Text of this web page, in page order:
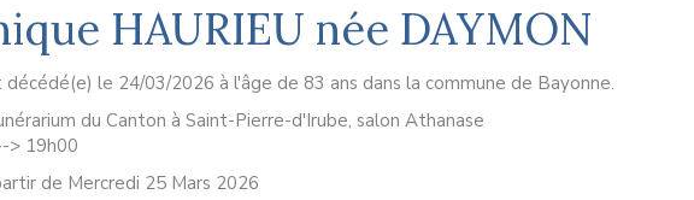
HAURIEU née DAYMON
le 24/03/2026 à l'âge de 83 ans dans la commune de Bayonne.
du Canton à Saint-Pierre-d'Irube, salon Athanase
> 19h00
de Mercredi 25 Mars 2026